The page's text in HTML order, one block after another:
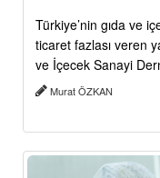
Türkiye’nin gıda ve
ticaret fazlası veren
ve İçecek Sanayi
Murat ÖZKAN